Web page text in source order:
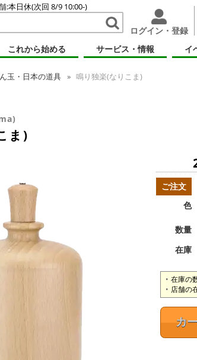
:本日休(次回 8/9 10:00-)
ログイン・登録
これから始める サービス・情報 イ
玉・日本の道具 鳴り独楽(なりこま)
ま)
ご注文
色
数量
在庫
在庫の
店舗の
カ